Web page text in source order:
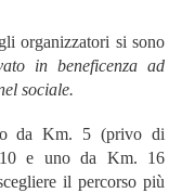
organizzatori si sono
in beneficenza ad
sociale.
da Km. 5 (privo di
10 e uno da Km. 16
il percorso più